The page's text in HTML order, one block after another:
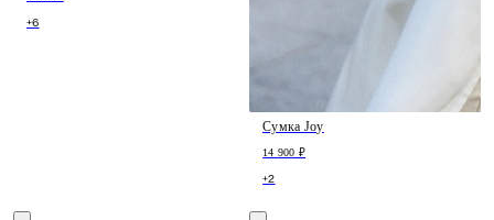
+6
Сумка Joy
14 900 ₽
+2